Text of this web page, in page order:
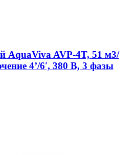
AquaViva AVP-4T, 51 м3/
4’/6′, 380 В, 3 фазы